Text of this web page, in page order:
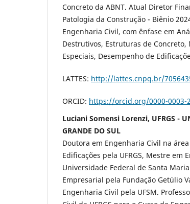
Concreto da ABNT. Atual Diretor
Patologia da Construção - Biênio
Engenharia Civil, com ênfase em
Destrutivos, Estruturas de Concreto,
Especiais, Desempenho de
LATTES: http://lattes.cnpq.br/
ORCID: https://orcid.org/0000-0003-
Luciani Somensi Lorenzi, UFRGS -
GRANDE DO SUL
Doutora em Engenharia Civil na
Edificações pela UFRGS, Mestre em
Universidade Federal de Santa
Empresarial pela Fundação Getúlio
Engenharia Civil pela UFSM.